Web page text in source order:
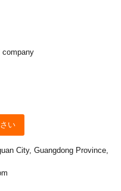
company
い
City, Guangdong Province,